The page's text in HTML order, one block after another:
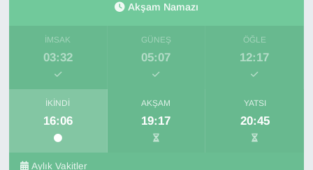
Akşam Namazı
İMSAK
03:32
GÜNEŞ
05:07
ÖĞLE
12:17
İKINDI
16:06
AKŞAM
19:17
YATSI
20:45
Aylık Vakitler